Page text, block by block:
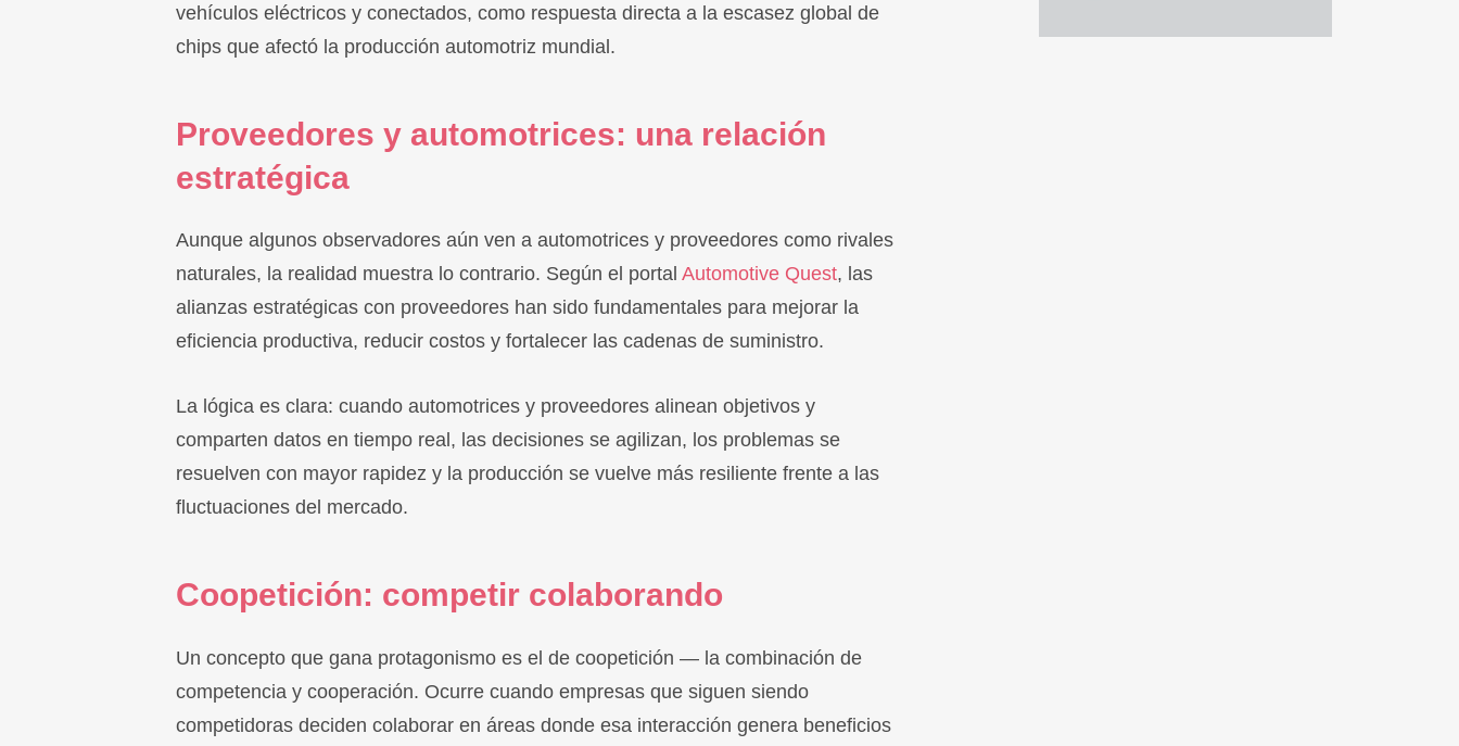
vehículos eléctricos y conectados, como respuesta directa a la escasez global de
chips que afectó la producción automotriz mundial.
Proveedores y automotrices: una relación
estratégica
Aunque algunos observadores aún ven a automotrices y proveedores como rivales
naturales, la realidad muestra lo contrario. Según el portal Automotive Quest, las
alianzas estratégicas con proveedores han sido fundamentales para mejorar la
eficiencia productiva, reducir costos y fortalecer las cadenas de suministro.
La lógica es clara: cuando automotrices y proveedores alinean objetivos y
comparten datos en tiempo real, las decisiones se agilizan, los problemas se
resuelven con mayor rapidez y la producción se vuelve más resiliente frente a las
fluctuaciones del mercado.
Coopetición: competir colaborando
Un concepto que gana protagonismo es el de coopetición — la combinación de
competencia y cooperación. Ocurre cuando empresas que siguen siendo
competidoras deciden colaborar en áreas donde esa interacción genera beneficios